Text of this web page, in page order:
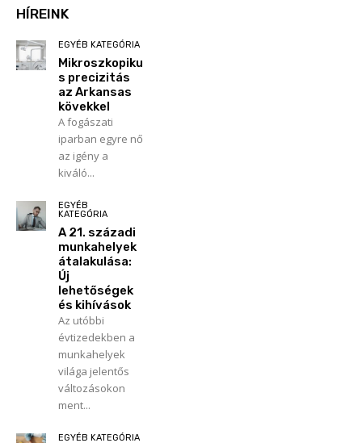
HÍREINK
EGYÉB KATEGÓRIA
Mikroszkopiku
s precizitás
az Arkansas
kövekkel
A fogászati
iparban egyre nő
az igény a
kiváló...
EGYÉB
KATEGÓRIA
A 21. századi
munkahelyek
átalakulása:
Új
lehetőségek
és kihívások
Az utóbbi
évtizedekben a
munkahelyek
világa jelentős
változásokon
ment...
EGYÉB KATEGÓRIA